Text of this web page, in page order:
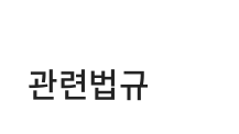
관련법규